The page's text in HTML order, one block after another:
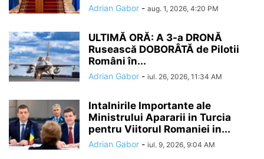
Adrian Gabor - aug. 1, 2026, 4:20 PM
ULTIMĂ ORĂ: A 3-a DRONĂ
Rusească DOBORÂTĂ de Pilotii
Români în...
Adrian Gabor - iul. 26, 2026, 11:34 AM
Intalnirile Importante ale
Ministrului Apararii in Turcia
pentru Viitorul Romaniei in...
Adrian Gabor - iul. 9, 2026, 9:04 AM